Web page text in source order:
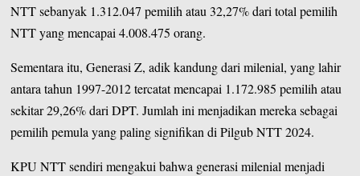
NTT sebanyak 1.312.047 pemilih atau 32,27% dari total pemilih
NTT yang mencapai 4.008.475 orang.
Sementara itu, Generasi Z, adik kandung dari milenial, yang lahir
antara tahun 1997-2012 tercatat mencapai 1.172.985 pemilih atau
sekitar 29,26% dari DPT. Jumlah ini menjadikan mereka sebagai
pemilih pemula yang paling signifikan di Pilgub NTT 2024.
KPU NTT sendiri mengakui bahwa generasi milenial menjadi